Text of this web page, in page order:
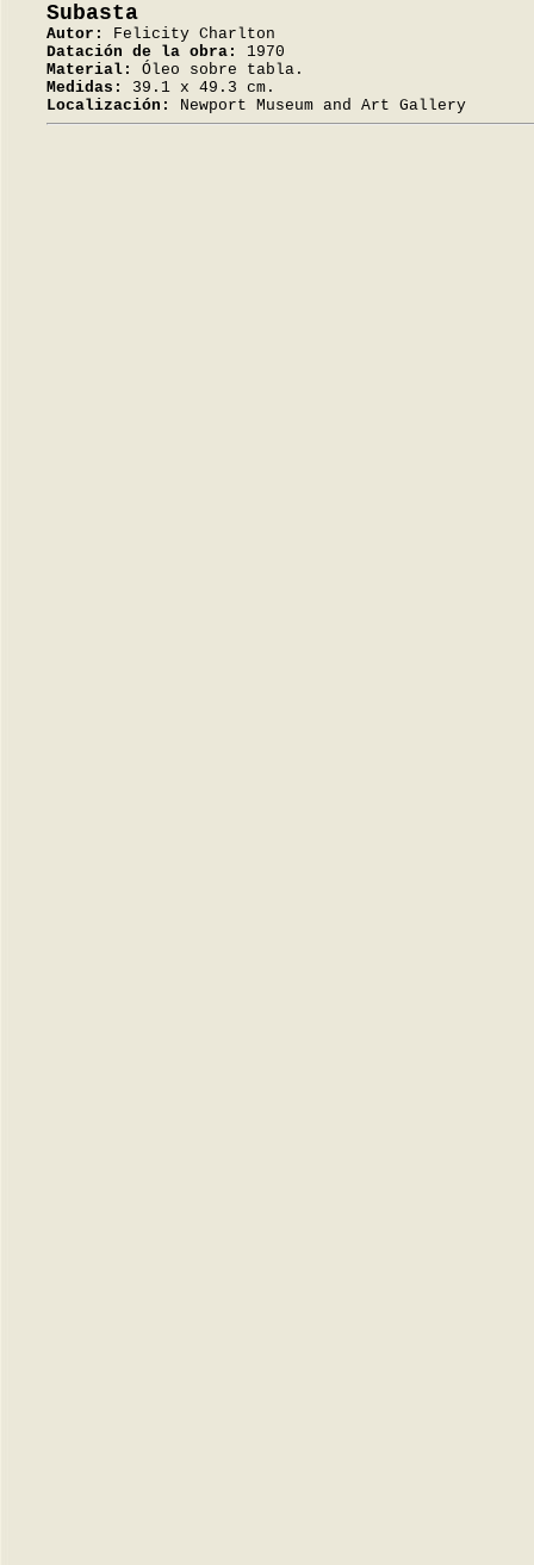
Subasta
Autor:
Felicity Charlton
Datación de la obra:
1970
Material:
Óleo sobre tabla.
Medidas:
39.1 x 49.3 cm.
Localización:
Newport Museum and Art Gallery